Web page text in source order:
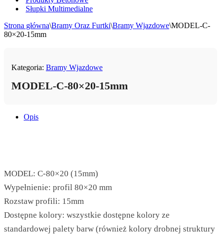
Słupki Multimedialne
Strona główna\Bramy Oraz Furtki\Bramy Wjazdowe\MODEL-C-
80×20-15mm
Kategoria: Bramy Wjazdowe
MODEL-C-80×20-15mm
Opis
MODEL: C-80×20 (15mm)
Wypełnienie: profil 80×20 mm
Rozstaw profili: 15mm
Dostępne kolory: wszystkie dostępne kolory ze
standardowej palety barw (również kolory drobnej struktury